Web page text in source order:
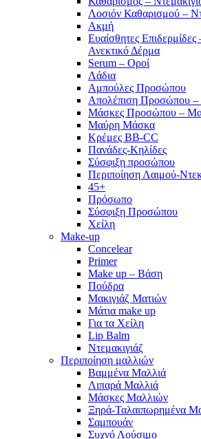
Λοσιόν Καθαρισμού –
Ακμή
Ευαίσθητες
Ανεκτικό Δέρμα
Serum – Οροί
Λάδια
Αμπούλες Προσώπου
Απολέπιση Προσώπου –
Μάσκες Προσώπου –
Μαύρη Μάσκα
Κρέμες BB-CC
Πανάδες-Κηλίδες
Σύσφιξη προσώπου
Περιποίηση Λαιμού-
45+
Πρόσωπο
Σύσφιξη Προσώπου
Χείλη
Make-up
Concelear
Primer
Make up – Βάση
Πούδρα
Μακιγιάζ Ματιών
Μάτια make up
Για τα Χείλη
Lip Balm
Ντεμακιγιάζ
Περιποίηση μαλλιών
Βαμμένα Μαλλιά
Λιπαρά Μαλλιά
Μάσκες Μαλλιών
Ξηρά-Ταλαιπωρημένα
Σαμπουάν
Συχνό Λούσιμο